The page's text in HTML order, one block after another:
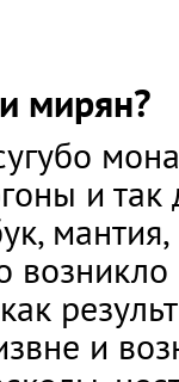
мирян?
и так
мантия,
и